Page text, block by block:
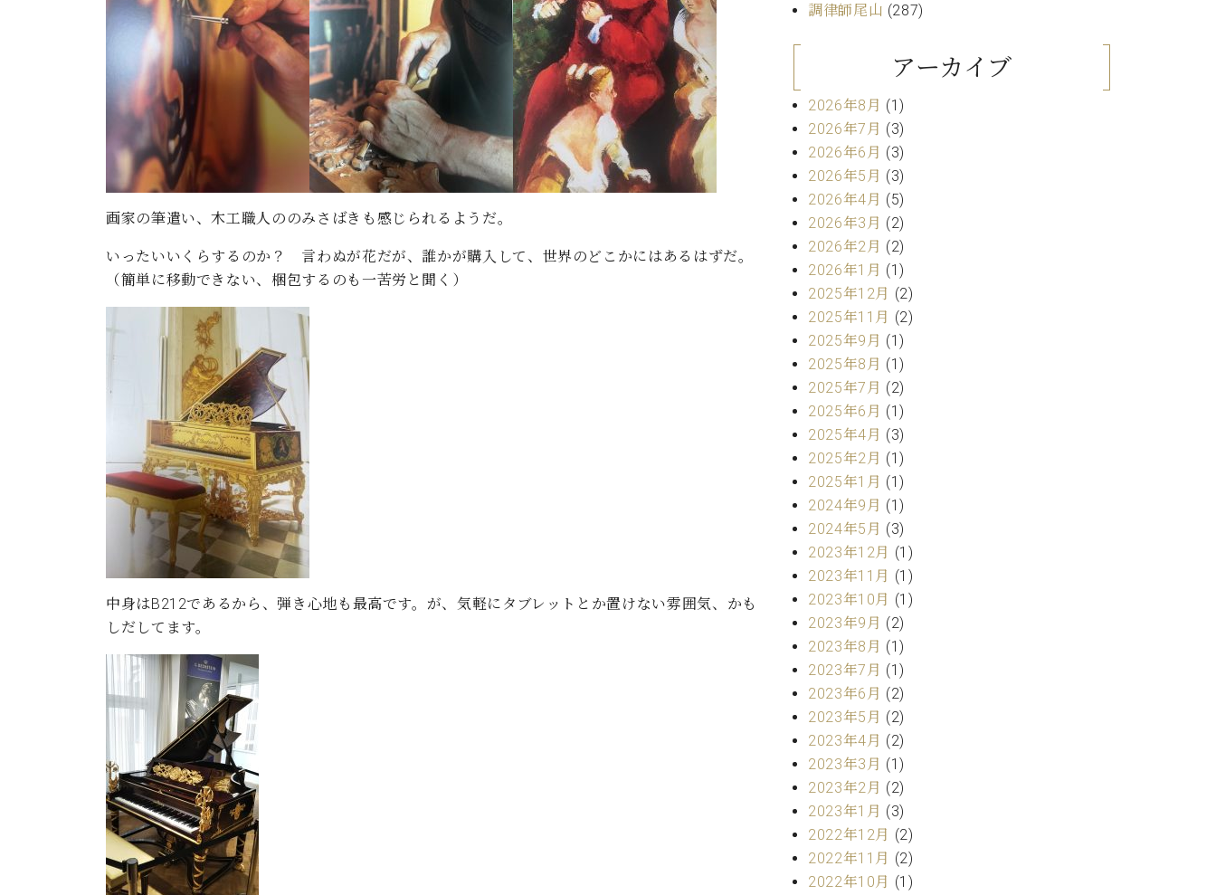
画家の筆遣い、木工職人ののみさばきも感じられるようだ。
いったいいくらするのか？ 言わぬが花だが、誰かが購入して、世界のどこかにはあるはずだ。
（簡単に移動できない、梱包するのも一苦労と聞く）
中身はB212であるから、弾き心地も最高です。が、気軽にタブレットとか置けない雰囲気、かも
しだしてます。
調律師尾山 (287)
アーカイブ
2026年8月 (1)
2026年7月 (3)
2026年6月 (3)
2026年5月 (3)
2026年4月 (5)
2026年3月 (2)
2026年2月 (2)
2026年1月 (1)
2025年12月 (2)
2025年11月 (2)
2025年9月 (1)
2025年8月 (1)
2025年7月 (2)
2025年6月 (1)
2025年4月 (3)
2025年2月 (1)
2025年1月 (1)
2024年9月 (1)
2024年5月 (3)
2023年12月 (1)
2023年11月 (1)
2023年10月 (1)
2023年9月 (2)
2023年8月 (1)
2023年7月 (1)
2023年6月 (2)
2023年5月 (2)
2023年4月 (2)
2023年3月 (1)
2023年2月 (2)
2023年1月 (3)
2022年12月 (2)
2022年11月 (2)
2022年10月 (1)